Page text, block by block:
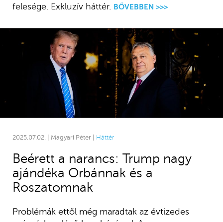
felesége. Exkluzív háttér.
BŐVEBBEN >>>
2025.07.02. | Magyari Péter | Háttér
Beérett a narancs: Trump nagy
ajándéka Orbánnak és a
Roszatomnak
Problémák ettől még maradtak az évtizedes